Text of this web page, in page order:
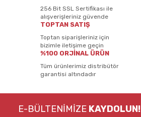
256 Bit SSL Sertifikası ile
alışverişleriniz güvende
TOPTAN SATIŞ
Toptan siparişleriniz için
bizimle iletişime geçin
%100 ORJİNAL ÜRÜN
Tüm ürünlerimiz distribütör
garantisi altındadır
E-BÜLTENİMİZE KAYDOLUN!